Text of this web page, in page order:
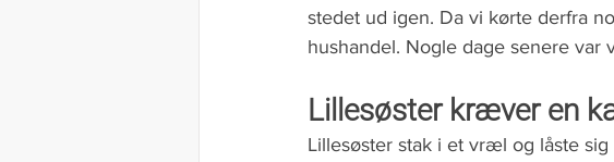
stedet ud igen. Da vi kørte derfra
hushandel. Nogle dage senere var
Lillesøster kræver en
Lillesøster stak i et vræl og låste